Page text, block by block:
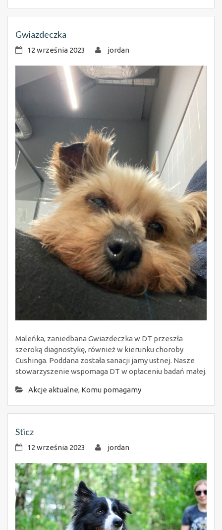
Gwiazdeczka
12 września 2023 jordan
Maleńka, zaniedbana Gwiazdeczka w DT przeszła
szeroką diagnostykę, również w kierunku choroby
Cushinga. Poddana została sanacji jamy ustnej. Nasze
stowarzyszenie wspomaga DT w opłaceniu badań małej.
Akcje aktualne, Komu pomagamy
Sticz
12 września 2023 jordan